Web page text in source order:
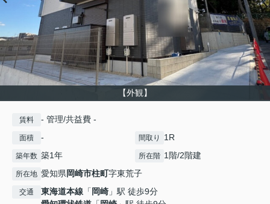
【外観】
賃料 - 管理/共益費 -
面積 - 間取り 1R
築年数 築1年 所在階 1階/2階建
所在地 愛知県岡崎市柱町字東荒子
交通 東海道本線 「 岡崎 」駅 徒歩9分